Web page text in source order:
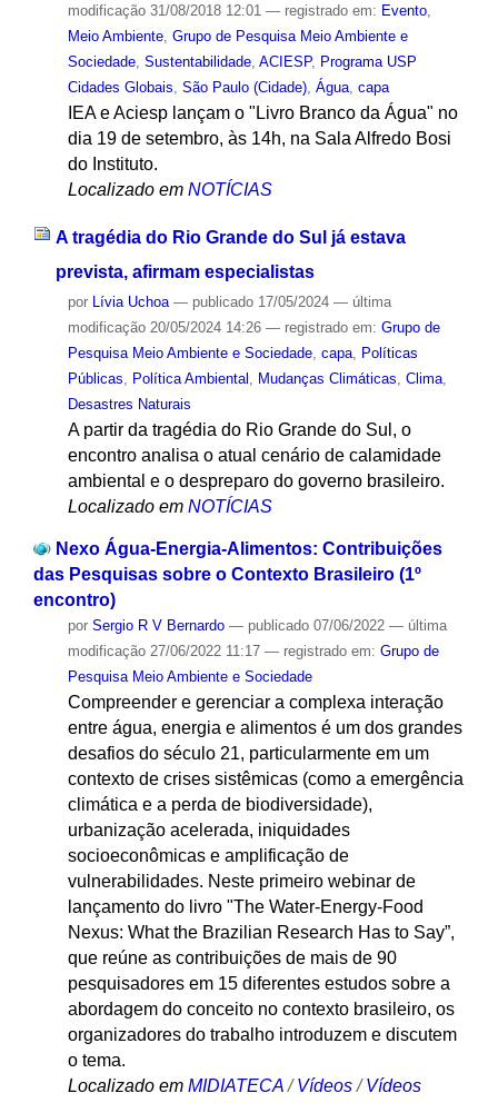
modificação31/08/2018 12:01 — registrado em: Evento,
Meio Ambiente, Grupo de Pesquisa Meio Ambiente e
Sociedade, Sustentabilidade, ACIESP, Programa USP
Cidades Globais São Paulo (Cidade), Água, capa
IEA e Aciesp lançam o "Livro Branco da Água" no
dia 19 de setembro, às 14h, na Sala Alfredo Bosi
do Instituto.
Localizado em NOTÍCIAS
A tragédia do Rio Grande do Sul já estava
prevista, afirmam especialistas
por Lívia Uchoa — publicado17/05/2024 — última
modificação20/05/2024 14:26 — registrado em: Grupo de
Pesquisa Meio Ambiente e Sociedade, capa, Políticas
Públicas
Política Ambiental Mudanças Climáticas Clima,
Desastres Naturais
A partir da tragédia do Rio Grande do Sul, o
encontro analisa o atual cenário de calamidade
ambiental e o despreparo do governo brasileiro.
Localizado em NOTÍCIAS
Nexo Água-Energia-Alimentos: Contribuições
das Pesquisas sobre o Contexto Brasileiro (1º
encontro)
por Sergio R V Bernardo — publicado07/06/2022 — última
modificação27/06/2022 11:17 — registrado em: Grupo de
Pesquisa Meio Ambiente e Sociedade
Compreender e gerenciar a complexa interação
entre água, energia e alimentos é um dos grandes
desafios do século 21, particularmente em um
contexto de crises sistêmicas (como a emergência
climática e a perda de biodiversidade),
urbanização acelerada, iniquidades
socioeconômicas e amplificação de
vulnerabilidades. Neste primeiro webinar de
lançamento do livro "The Water-Energy-Food
Nexus: What the Brazilian Research Has to Say”,
que reúne as contribuições de mais de 90
pesquisadores em 15 diferentes estudos sobre a
abordagem do conceito no contexto brasileiro, os
organizadores do trabalho introduzem e discutem
o tema.
Localizado em MIDIATECA /Vídeos /Vídeos